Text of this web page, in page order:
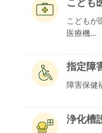
こども
こどもが
医療機...
指定障
障害保健
浄化槽